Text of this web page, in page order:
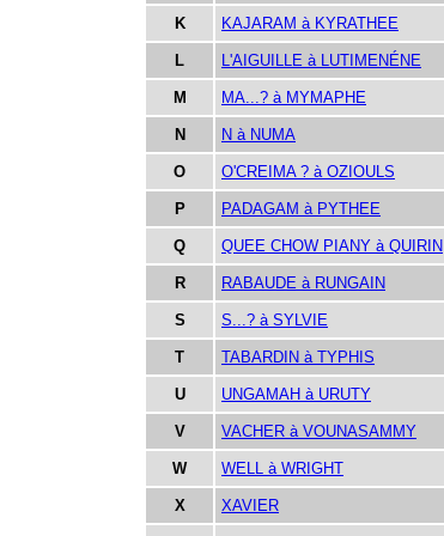
K KAJARAM à KYRATHEE
L L'AIGUILLE à LUTIMENÉNE
M MA...? à MYMAPHE
N N à NUMA
O O'CREIMA ? à OZIOULS
P PADAGAM à PYTHEE
Q QUEE CHOW PIANY à QUIRIN
R RABAUDE à RUNGAIN
S S...? à SYLVIE
T TABARDIN à TYPHIS
U UNGAMAH à URUTY
V VACHER à VOUNASAMMY
W WELL à WRIGHT
X XAVIER